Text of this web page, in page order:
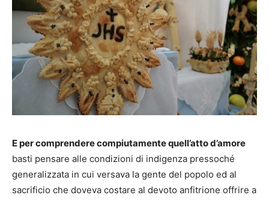
E per comprendere compiutamente quell’atto d’amore
basti pensare alle condizioni di indigenza pressoché
generalizzata in cui versava la gente del popolo ed al
sacrificio che doveva costare al devoto anfitrione offrire a